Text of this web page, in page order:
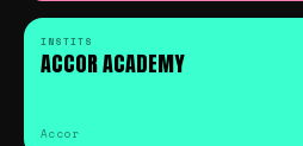
INSTITS
ACCOR ACADEMY
Accor